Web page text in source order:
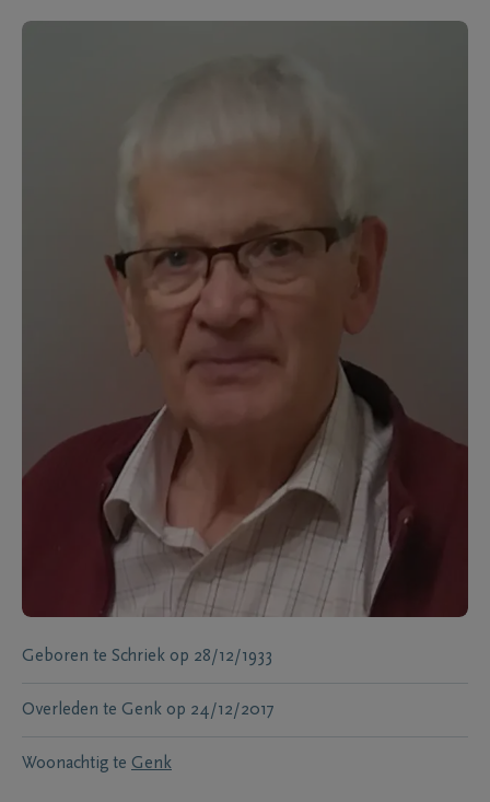
Geboren te Schriek op 28/12/1933
Overleden te Genk op 24/12/2017
Woonachtig te Genk